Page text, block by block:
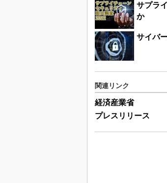
サプラ
か
サイバ
関連リンク
経済産業省
プレスリリース